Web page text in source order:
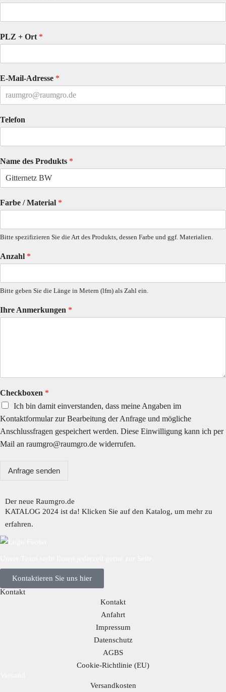
PLZ + Ort *
E-Mail-Adresse *
Telefon
Name des Produkts *
Farbe / Material *
Bitte spezifizieren Sie die Art des Produkts, dessen Farbe und ggf. Materialien.
Anzahl *
Bitte geben Sie die Länge in Metern (lfm) als Zahl ein.
Ihre Anmerkungen *
Checkboxen *
Ich bin damit einverstanden, dass meine Angaben im
Kontaktformular zur Bearbeitung der Anfrage und mögliche
Anschlussfragen gespeichert werden. Diese Einwilligung kann ich per
Mail an raumgro@raumgro.de widerrufen.
Anfrage senden
Der neue Raumgro.de​
KATALOG 2024 ist da! Klicken Sie auf den Katalog, um mehr zu
erfahren.
Kontaktieren Sie uns hier
Kontakt
Kontakt
Anfahrt
Impressum
Datenschutz
AGBS
Cookie-Richtlinie (EU)
Versandkosten